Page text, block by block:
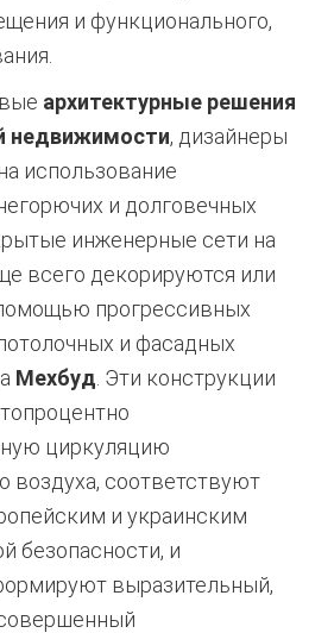
и функционального,
архитектурные решения
недвижимости, дизайнеры
использование
и долговечных
инженерные сети на
всего декорируются или
прогрессивных
и фасадных
Мехбуд . Эти конструкции
циркуляцию
воздуха, соответствуют
и украинским
безопасности, и
выразительный,